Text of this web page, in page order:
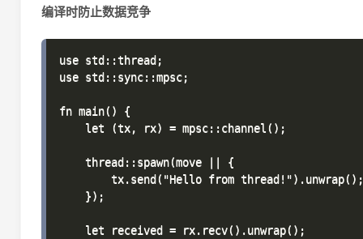
编译时防止数据竞争
use std::thread;
use std::sync::mpsc;
fn main() {
    let (tx, rx) = mpsc::channel();
    thread::spawn(move || {
        tx.send("Hello from thread!").unwrap();
    });
    let received = rx.recv().unwrap();